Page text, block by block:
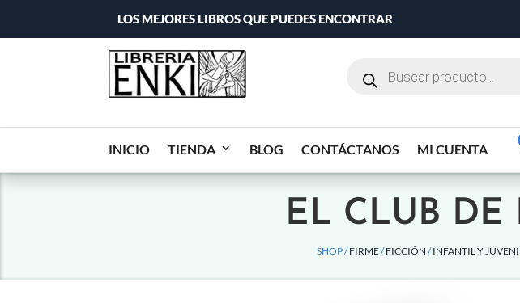
LOS MEJORES LIBROS QUE PUEDES ENCONTRAR
INICIO TIENDA BLOG CONTÁCTANOS MI CUENTA
EL CLUB DE
SHOP /FIRME/FICCIÓN /INFANTIL Y